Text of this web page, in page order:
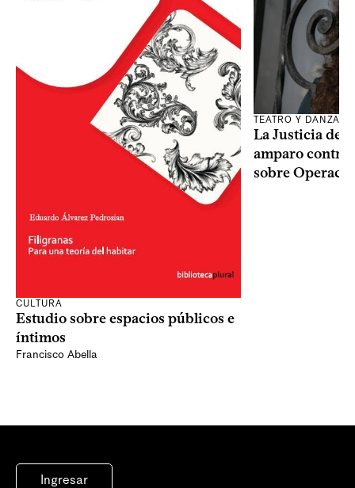
CULTURA
Estudio sobre espacios públicos e
íntimos
Francisco Abella
TEATRO Y DANZA
La Justicia
amparo contra
sobre
Ingresar